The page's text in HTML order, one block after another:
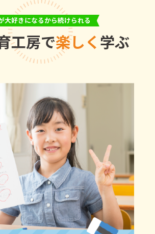
大好きになるから続けられる
工房で楽しく学ぶ